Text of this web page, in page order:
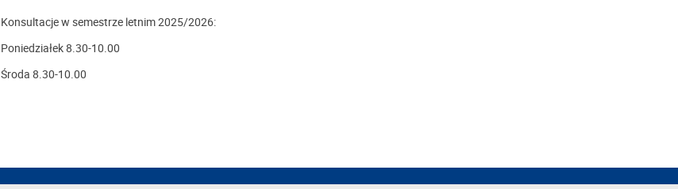
Konsultacje w semestrze letnim 2025/2026:
Poniedziałek 8.30-10.00
Środa 8.30-10.00